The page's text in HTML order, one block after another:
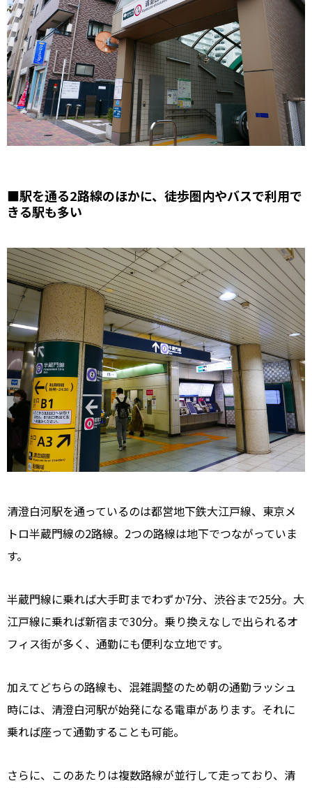
■駅を通る2路線のほかに、徒歩圏内やバスで利用で
きる駅も多い
清澄白河駅を通っているのは都営地下鉄大江戸線、東京メ
トロ半蔵門線の2路線。2つの路線は地下でつながっていま
す。
半蔵門線に乗れば大手町までわずか7分、渋谷まで25分。大
江戸線に乗れば新宿まで30分。乗り換えなしで出られるオ
フィス街が多く、通勤にも便利な立地です。
加えてどちらの路線も、混雑調整のため朝の通勤ラッシュ
時には、清澄白河駅が始発になる電車があります。それに
乗れば座って通勤することも可能。
さらに、このあたりは複数路線が並行して走っており、清